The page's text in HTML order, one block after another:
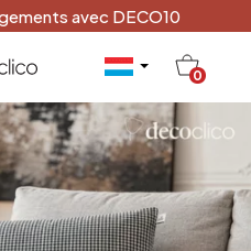
avec DECO10
0